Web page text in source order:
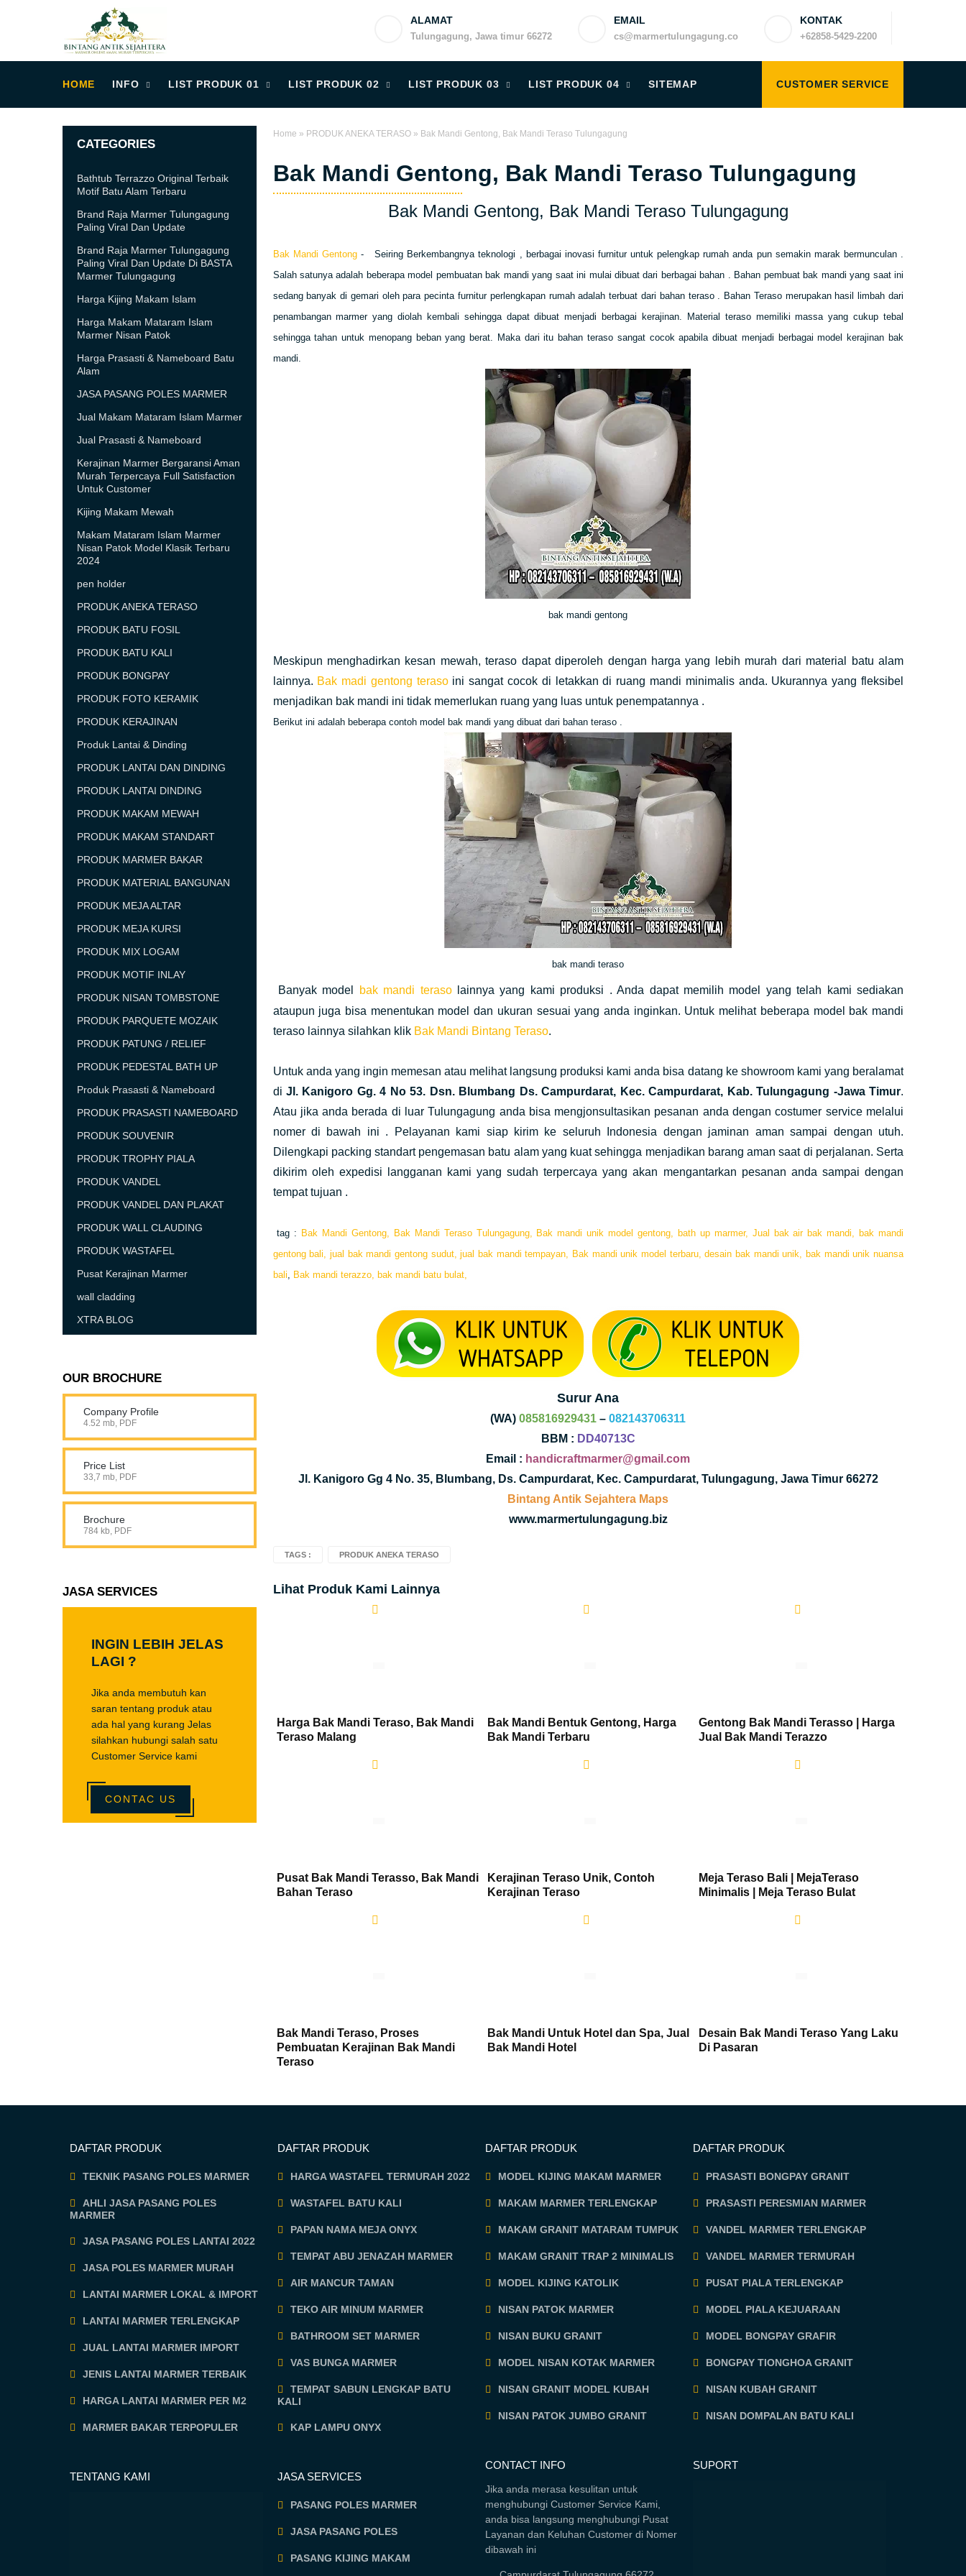
ALAMAT
Tulungagung, Jawa timur 66272
EMAIL
cs@marmertulungagung.co
KONTAK
+62858-5429-2200
HOME INFO LIST PRODUK 01 LIST PRODUK 02 LIST PRODUK 03 LIST PRODUK 04 SITEMAP CUSTOMER SERVICE
Home » PRODUK ANEKA TERASO» Bak Mandi Gentong, Bak Mandi Teraso Tulungagung
Bak Mandi Gentong, Bak Mandi Teraso Tulungagung
Bak Mandi Gentong, Bak Mandi Teraso Tulungagung
Bak Mandi Gentong- Seiring Berkembangnya teknologi , berbagai inovasi furnitur untuk pelengkap rumah anda pun semakin marak bermunculan .
Salah satunya adalah beberapa model pembuatan bak mandi yang saat ini mulai dibuat dari berbagai bahan . Bahan pembuat bak mandi yang saat ini
sedang banyak di gemari oleh para pecinta furnitur perlengkapan rumah adalah terbuat dari bahan teraso . Bahan Teraso merupakan hasil limbah dari
penambangan marmer yang diolah kembali sehingga dapat dibuat menjadi berbagai kerajinan.
Material teraso memiliki massa yang cukup tebal
sehingga tahan untuk menopang beban yang berat. Maka dari itu bahan teraso sangat cocok apabila dibuat menjadi berbagai model kerajinan bak
mandi.
bak mandi gentong
Meskipun menghadirkan kesan mewah, teraso dapat diperoleh dengan harga yang lebih murah dari material batu alam
lainnya. Bak madi gentong terasoini sangat cocok di letakkan di ruang mandi minimalis anda. Ukurannya yang fleksibel
menjadikan bak mandi ini tidak memerlukan ruang yang luas untuk penempatannya .
Berikut ini adalah beberapa contoh model bak mandi yang dibuat dari bahan teraso .
bak mandi teraso
Banyak model bak mandi terasolainnya yang kami produksi . Anda dapat memilih model yang telah kami sediakan
ataupun juga bisa menentukan model dan ukuran sesuai yang anda inginkan. Untuk melihat beberapa model bak mandi
teraso lainnya silahkan klik Bak Mandi Bintang Teraso.
Untuk anda yang ingin memesan atau melihat langsung produksi kami anda bisa datang ke showroom kami yang beralamat
di Jl. Kanigoro Gg. 4 No 53. Dsn. Blumbang Ds. Campurdarat, Kec. Campurdarat, Kab. Tulungagung -Jawa Timur.
Atau jika anda berada di luar Tulungagung anda bisa mengjonsultasikan pesanan anda dengan costumer service melalui
nomer di bawah ini . Pelayanan kami siap kirim ke seluruh Indonesia dengan jaminan aman sampai dengan utuh.
Dilengkapi packing standart pengemasan batu alam yang kuat sehingga menjadikan barang aman saat di perjalanan. Serta
dikirim oleh expedisi langganan kami yang sudah terpercaya yang akan mengantarkan pesanan anda sampai dengan
tempat tujuan .
tag : Bak Mandi Gentong, Bak Mandi Teraso Tulungagung, Bak mandi unik model gentong, bath up marmer, Jual bak air bak mandi, bak mandi
gentong bali, jual bak mandi gentong sudut, jual bak mandi tempayan, Bak mandi unik model terbaru, desain bak mandi unik, bak mandi unik nuansa
bali, Bak mandi terazzo, bak mandi batu bulat,
Surur Ana
(WA)085816929431 –082143706311
BBM : DD40713C
Email : handicraftmarmer@gmail.com
Jl. Kanigoro Gg 4 No. 35, Blumbang, Ds. Campurdarat, Kec. Campurdarat, Tulungagung, Jawa Timur 66272
Bintang Antik Sejahtera Maps
www.marmertulungagung.biz
TAGS : PRODUK ANEKA TERASO
Lihat Produk Kami Lainnya
Harga Bak Mandi Teraso, Bak Mandi
Teraso Malang
Bak Mandi Bentuk Gentong, Harga
Bak Mandi Terbaru
Gentong Bak Mandi Terasso | Harga
Jual Bak Mandi Terazzo
Pusat Bak Mandi Terasso, Bak Mandi
Bahan Teraso
Kerajinan Teraso Unik, Contoh
Kerajinan Teraso
Meja Teraso Bali | MejaTeraso
Minimalis | Meja Teraso Bulat
Bak Mandi Teraso, Proses
Pembuatan Kerajinan Bak Mandi
Teraso
Bak Mandi Untuk Hotel dan Spa, Jual
Bak Mandi Hotel
Desain Bak Mandi Teraso Yang Laku
Di Pasaran
CATEGORIES
Bathtub Terrazzo Original Terbaik
Motif Batu Alam Terbaru
Brand Raja Marmer Tulungagung
Paling Viral Dan Update
Brand Raja Marmer Tulungagung
Paling Viral Dan Update Di BASTA
Marmer Tulungagung
Harga Kijing Makam Islam
Harga Makam Mataram Islam
Marmer Nisan Patok
Harga Prasasti & Nameboard Batu
Alam
JASA PASANG POLES MARMER
Jual Makam Mataram Islam Marmer
Jual Prasasti & Nameboard
Kerajinan Marmer Bergaransi Aman
Murah Terpercaya Full Satisfaction
Untuk Customer
Kijing Makam Mewah
Makam Mataram Islam Marmer
Nisan Patok Model Klasik Terbaru
2024
pen holder
PRODUK ANEKA TERASO
PRODUK BATU FOSIL
PRODUK BATU KALI
PRODUK BONGPAY
PRODUK FOTO KERAMIK
PRODUK KERAJINAN
Produk Lantai & Dinding
PRODUK LANTAI DAN DINDING
PRODUK LANTAI DINDING
PRODUK MAKAM MEWAH
PRODUK MAKAM STANDART
PRODUK MARMER BAKAR
PRODUK MATERIAL BANGUNAN
PRODUK MEJA ALTAR
PRODUK MEJA KURSI
PRODUK MIX LOGAM
PRODUK MOTIF INLAY
PRODUK NISAN TOMBSTONE
PRODUK PARQUETE MOZAIK
PRODUK PATUNG / RELIEF
PRODUK PEDESTAL BATH UP
Produk Prasasti & Nameboard
PRODUK PRASASTI NAMEBOARD
PRODUK SOUVENIR
PRODUK TROPHY PIALA
PRODUK VANDEL
PRODUK VANDEL DAN PLAKAT
PRODUK WALL CLAUDING
PRODUK WASTAFEL
Pusat Kerajinan Marmer
wall cladding
XTRA BLOG
OUR BROCHURE
Company Profile
4.52 mb, PDF
Price List
33,7 mb, PDF
Brochure
784 kb, PDF
JASA SERVICES
INGIN LEBIH JELAS
LAGI ?
Jika anda membutuh kan
saran tentang produk atau
ada hal yang kurang Jelas
silahkan hubungi salah satu
Customer Service kami
CONTAC US
DAFTAR PRODUK
TEKNIK PASANG POLES MARMER
AHLI JASA PASANG POLES
MARMER
JASA PASANG POLES LANTAI 2022
JASA POLES MARMER MURAH
LANTAI MARMER LOKAL & IMPORT
LANTAI MARMER TERLENGKAP
JUAL LANTAI MARMER IMPORT
JENIS LANTAI MARMER TERBAIK
HARGA LANTAI MARMER PER M2
MARMER BAKAR TERPOPULER
TENTANG KAMI
DAFTAR PRODUK
HARGA WASTAFEL TERMURAH 2022
WASTAFEL BATU KALI
PAPAN NAMA MEJA ONYX
TEMPAT ABU JENAZAH MARMER
AIR MANCUR TAMAN
TEKO AIR MINUM MARMER
BATHROOM SET MARMER
VAS BUNGA MARMER
TEMPAT SABUN LENGKAP BATU
KALI
KAP LAMPU ONYX
JASA SERVICES
PASANG POLES MARMER
JASA PASANG POLES
PASANG KIJING MAKAM
DAFTAR PRODUK
MODEL KIJING MAKAM MARMER
MAKAM MARMER TERLENGKAP
MAKAM GRANIT MATARAM TUMPUK
MAKAM GRANIT TRAP 2 MINIMALIS
MODEL KIJING KATOLIK
NISAN PATOK MARMER
NISAN BUKU GRANIT
MODEL NISAN KOTAK MARMER
NISAN GRANIT MODEL KUBAH
NISAN PATOK JUMBO GRANIT
CONTACT INFO
Jika anda merasa kesulitan untuk
menghubungi Customer Service Kami,
anda bisa langsung menghubungi Pusat
Layanan dan Keluhan Customer di Nomer
dibawah ini
DAFTAR PRODUK
PRASASTI BONGPAY GRANIT
PRASASTI PERESMIAN MARMER
VANDEL MARMER TERLENGKAP
VANDEL MARMER TERMURAH
PUSAT PIALA TERLENGKAP
MODEL PIALA KEJUARAAN
MODEL BONGPAY GRAFIR
BONGPAY TIONGHOA GRANIT
NISAN KUBAH GRANIT
NISAN DOMPALAN BATU KALI
SUPORT